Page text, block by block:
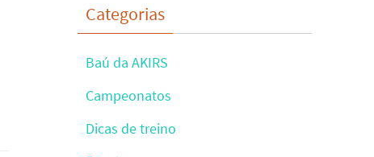
Categorias
Baú da AKIRS
Campeonatos
Dicas de treino